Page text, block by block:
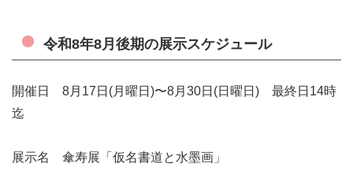
令和8年8月後期の展示スケジュール
開催日 8月17日 (月曜日)〜8月30日 (日曜日) 最終日14時
迄
展示名 傘寿展「仮名書道と水墨画」